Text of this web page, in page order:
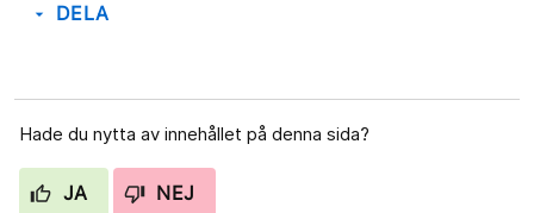
arrow_drop_down DELA
Hade du nytta av innehållet på denna sida?
JA NEJ